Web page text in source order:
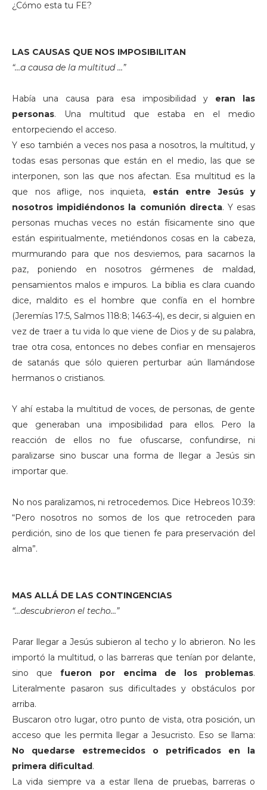
¿Cómo esta tu FE?
LAS CAUSAS QUE NOS IMPOSIBILITAN
“…a causa de la multitud …”
Había una causa para esa imposibilidad y eran las
personas. Una multitud que estaba en el medio
entorpeciendo el acceso.
Y eso también a veces nos pasa a nosotros, la multitud, y
todas esas personas que están en el medio, las que se
interponen, son las que nos afectan. Esa multitud es la
que nos aflige, nos inquieta, están entre Jesús y
nosotros impidiéndonos la comunión directa. Y esas
personas muchas veces no están físicamente sino que
están espiritualmente, metiéndonos cosas en la cabeza,
murmurando para que nos desviemos, para sacarnos la
paz, poniendo en nosotros gérmenes de maldad,
pensamientos malos e impuros. La biblia es clara cuando
dice, maldito es el hombre que confía en el hombre
(Jeremías 17:5, Salmos 118:8; 146:3-4), es decir, si alguien en
vez de traer a tu vida lo que viene de Dios y de su palabra,
trae otra cosa, entonces no debes confiar en mensajeros
de satanás que sólo quieren perturbar aún llamándose
hermanos o cristianos.
Y ahí estaba la multitud de voces, de personas, de gente
que generaban una imposibilidad para ellos. Pero la
reacción de ellos no fue ofuscarse, confundirse, ni
paralizarse sino buscar una forma de llegar a Jesús sin
importar que.
No nos paralizamos, ni retrocedemos. Dice Hebreos 10:39:
“Pero nosotros no somos de los que retroceden para
perdición, sino de los que tienen fe para preservación del
alma”.
MAS ALLÁ DE LAS CONTINGENCIAS
“…descubrieron el techo…”
Parar llegar a Jesús subieron al techo y lo abrieron. No les
importó la multitud, o las barreras que tenían por delante,
sino quefueron por encima de los problemas.
Literalmente pasaron sus dificultades y obstáculos por
arriba.
Buscaron otro lugar, otro punto de vista, otra posición, un
acceso que les permita llegar a Jesucristo. Eso se llama:
No quedarse estremecidos o petrificados en la
primera dificultad.
La vida siempre va a estar llena de pruebas, barreras o